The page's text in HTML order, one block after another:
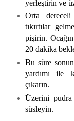
yerleştirin ve
Orta
tıkırtılar
pişirin.
20 dakika
Bu süre
yardımı ile
çıkarın.
Üzerini
süsleyin.